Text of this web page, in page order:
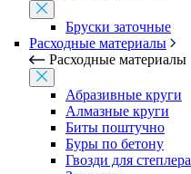
Бруски заточные
Расходные материалы
Расходные материалы
Абразивные круги
Алмазные круги
Биты поштучно
Буры по бетону
Гвозди для степлера